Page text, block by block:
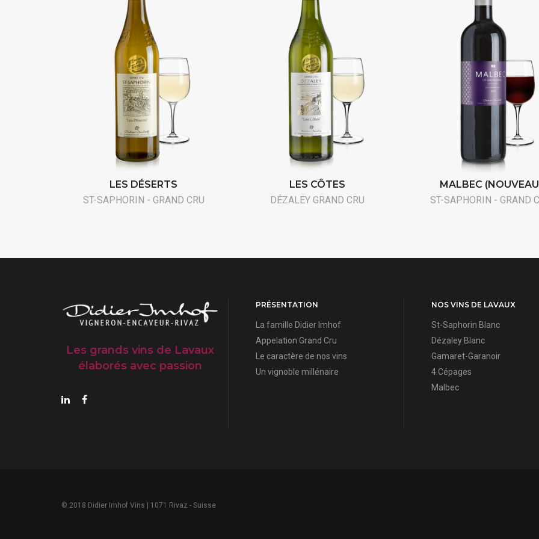
LES DÉSERTS
ST-SAPHORIN - GRAND CRU
LES CÔTES
DÉZALEY GRAND CRU
MALBEC
ST-SAPHORIN - GRAND
Les grands vins de Lavaux
élaborés avec passion
PRÉSENTATION
La famille Didier Imhof
Appelation Grand Cru
Le caractère de nos vins
Un vignoble millénaire
NOS VINS DE LAVAUX
St-Saphorin Blanc
Dézaley Blanc
Gamaret-Garanoir
4 Cépages
Malbec
© 2018 Didier Imhof Vins | 1071 Rivaz - Suisse